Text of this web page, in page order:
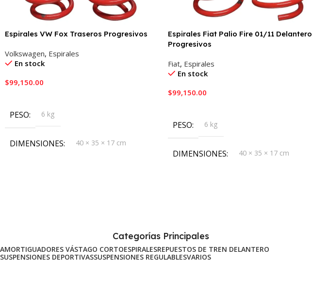
Espirales VW Fox Traseros Progresivos
Volkswagen, Espirales
En stock
$99,150.00
PESO 6 kg
DIMENSIONES 40 × 35 × 17 cm
Espirales Fiat Palio Fire 01/11 Delantero
Progresivos
Fiat, Espirales
En stock
$99,150.00
PESO 6 kg
DIMENSIONES 40 × 35 × 17 cm
Categorías Principales
AMORTIGUADORES VÁSTAGO CORTOESPIRALESREPUESTOS DE TREN DELANTERO
SUSPENSIONES DEPORTIVASSUSPENSIONES REGULABLESVARIOS